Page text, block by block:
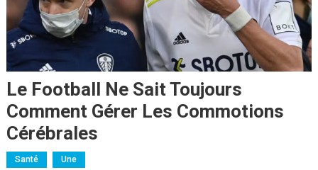
Le Football Ne Sait Toujours
Comment Gérer Les Commotions
Cérébrales
Santé Une